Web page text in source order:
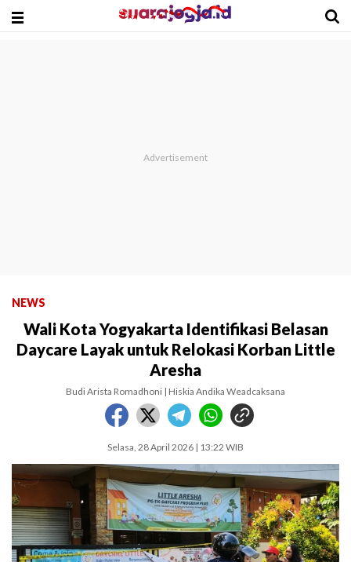
NEWS
Wali Kota Yogyakarta Identifikasi Belasan
Daycare Layak untuk Relokasi Korban Little
Aresha
Budi Arista Romadhoni | Hiskia Andika Weadcaksana
Selasa, 28 April 2026 | 13:22 WIB